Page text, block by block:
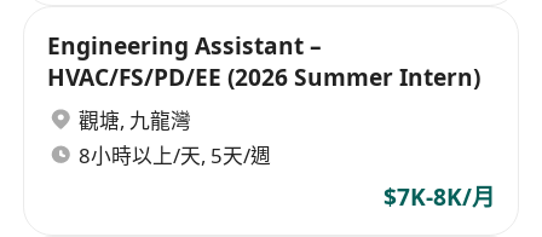
Engineering Assistant –
HVAC/FS/PD/EE (2026 Summer Intern)
觀塘, 九龍灣
8小時以上/天, 5天/週
$7K-8K/月